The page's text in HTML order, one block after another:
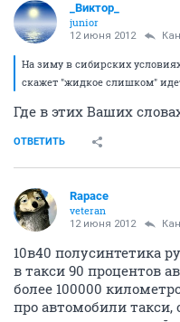
_Виктор_
juniоr
12 июня 2012
На зиму в сибирских
скажет "жидкое слишком"
Где в этих Ваших
ОТВЕТИТЬ
Rapace
veteran
12 июня 2012
10в40 полусинтетика
в такси 90 процентов
более 100000
про автомобили такси,